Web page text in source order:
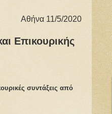
Αθήνα 11/5/2020
Επικουρικής
συντάξεις από